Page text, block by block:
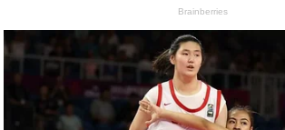
Brainberries